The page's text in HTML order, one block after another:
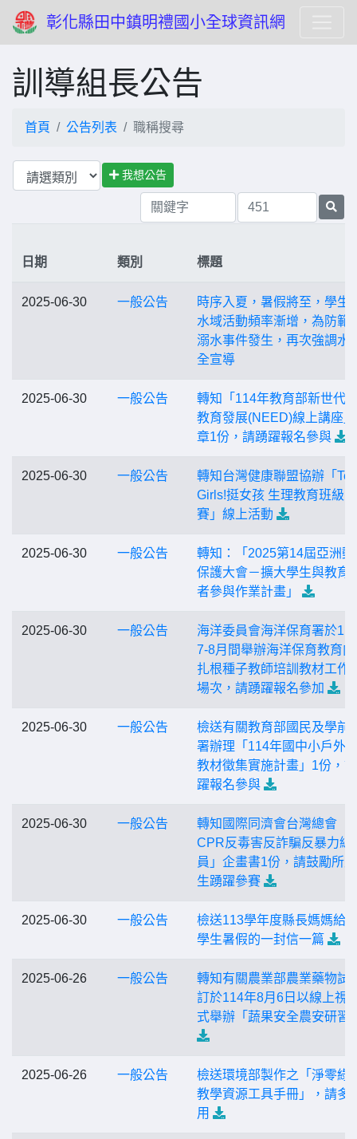
彰化縣田中鎮明禮國小全球資訊網
訓導組長公告
首頁 公告列表 職稱搜尋
我想公告
日期 類別 標題
2025-06-30 一般公告
時序入夏，暑假將至，學生
水域活動頻率漸增，為防範
溺水事件發生，再次強調水
全宣導
2025-06-30 一般公告
轉知「114年教育部新世代
教育發展(NEED)線上講座
章1份，請踴躍報名參與
2025-06-30 一般公告
轉知台灣健康聯盟協辦「
Girls!挺女孩 生理教育班級競
賽」線上活動
2025-06-30 一般公告
轉知：「2025第14屆亞洲動
保護大會－擴大學生與教育
者參與作業計畫」
2025-06-30 一般公告
海洋委員會海洋保育署於
7-8月間舉辦海洋保育教育
扎根種子教師培訓教材工作
場次，請踴躍報名參加
2025-06-30 一般公告
檢送有關教育部國民及學前
署辦理「114年國中小戶外
教材徵集實施計畫」1份，
躍報名參與
2025-06-30 一般公告
轉知國際同濟會台灣總會「
CPR反毒害反詐騙反暴力總
員」企畫書1份，請鼓勵所
生踴躍參賽
2025-06-30 一般公告
檢送113學年度縣長媽媽給
學生暑假的一封信一篇
2025-06-26 一般公告
轉知有關農業部農業藥物試
訂於114年8月6日以線上視
式舉辦「蔬果安全農安研習
2025-06-26 一般公告
檢送環境部製作之「淨零綠
教學資源工具手冊」，請多
用